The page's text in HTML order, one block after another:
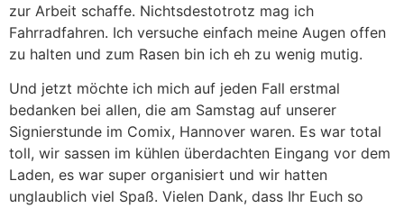
zur Arbeit schaffe. Nichtsdestotrotz mag ich
Fahrradfahren. Ich versuche einfach meine Augen offen
zu halten und zum Rasen bin ich eh zu wenig mutig.
Und jetzt möchte ich mich auf jeden Fall erstmal
bedanken bei allen, die am Samstag auf unserer
Signierstunde im Comix, Hannover waren. Es war total
toll, wir sassen im kühlen überdachten Eingang vor dem
Laden, es war super organisiert und wir hatten
unglaublich viel Spaß. Vielen Dank, dass Ihr Euch so